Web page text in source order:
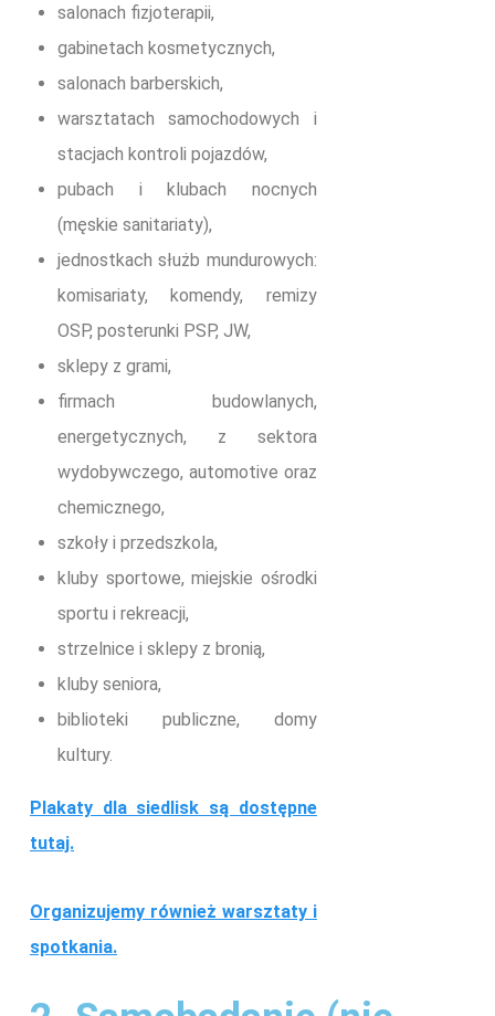
salonach fizjoterapii,
gabinetach kosmetycznych,
salonach barberskich,
warsztatach samochodowych i
stacjach kontroli pojazdów,
pubach i klubach nocnych
(męskie sanitariaty),
jednostkach służb mundurowych:
komisariaty, komendy, remizy
OSP, posterunki PSP, JW,
sklepy z grami,
firmach budowlanych,
energetycznych, z sektora
wydobywczego, automotive oraz
chemicznego,
szkoły i przedszkola,
kluby sportowe, miejskie ośrodki
sportu i rekreacji,
strzelnice i sklepy z bronią,
kluby seniora,
biblioteki publiczne, domy
kultury.
Plakaty dla siedlisk są dostępne
tutaj.
Organizujemy również warsztaty i
spotkania.